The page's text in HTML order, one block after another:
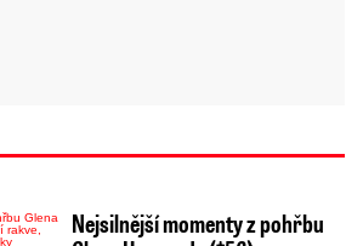
Nejsilnější momenty z pohřbu